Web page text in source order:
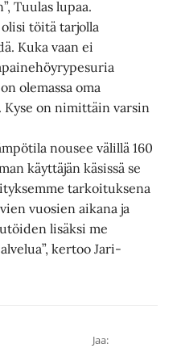
Tuulas lupaa.
töitä tarjolla
Kuka vaan ei
olemassa oma
Kyse on nimittäin varsin
nousee välillä 160
käyttäjän käsissä se
tarkoituksena
vuosien aikana ja
lisäksi me
kertoo Jari-
Jaa: